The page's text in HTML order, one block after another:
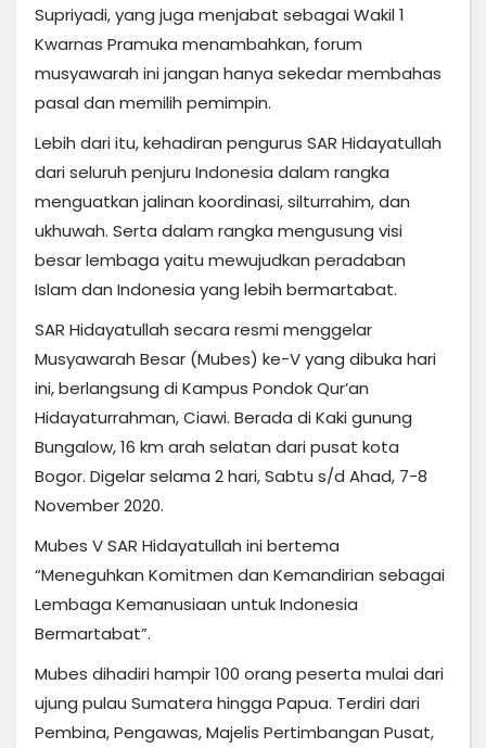
Supriyadi, yang juga menjabat sebagai Wakil 1
Kwarnas Pramuka menambahkan, forum
musyawarah ini jangan hanya sekedar membahas
pasal dan memilih pemimpin.
Lebih dari itu, kehadiran pengurus SAR Hidayatullah
dari seluruh penjuru Indonesia dalam rangka
menguatkan jalinan koordinasi, silturrahim, dan
ukhuwah. Serta dalam rangka mengusung visi
besar lembaga yaitu mewujudkan peradaban
Islam dan Indonesia yang lebih bermartabat.
SAR Hidayatullah secara resmi menggelar
Musyawarah Besar (Mubes) ke-V yang dibuka hari
ini, berlangsung di Kampus Pondok Qur’an
Hidayaturrahman, Ciawi. Berada di Kaki gunung
Bungalow, 16 km arah selatan dari pusat kota
Bogor. Digelar selama 2 hari, Sabtu s/d Ahad, 7-8
November 2020.
Mubes V SAR Hidayatullah ini bertema
“Meneguhkan Komitmen dan Kemandirian sebagai
Lembaga Kemanusiaan untuk Indonesia
Bermartabat”.
Mubes dihadiri hampir 100 orang peserta mulai dari
ujung pulau Sumatera hingga Papua. Terdiri dari
Pembina, Pengawas, Majelis Pertimbangan Pusat,